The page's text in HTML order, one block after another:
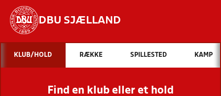
DBU SJÆLLAND
Hvad vil du søge efter?
INDHOLD OG NYHEDER
STILLINGER, RESULTATER, KLUBBER OG
KLUB/HOLD RÆKKE SPILLESTED KAMP
Find en klub eller et hold